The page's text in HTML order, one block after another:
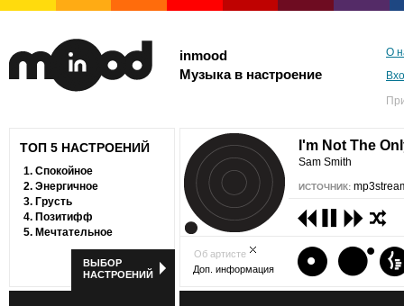
inmood
Музыка в настроение
О
ТОП 5 НАСТРОЕНИЙ
1. Спокойное
2. Энергичное
3. Грусть
4. Позитифф
5. Мечтательное
ВЫБОР
НАСТРОЕНИЙ
I'm Not The
Sam Smith
ИСТОЧНИК:
Об артисте
Доп. информация